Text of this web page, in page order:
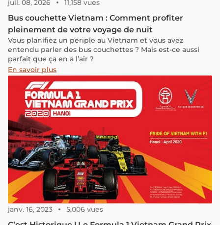
juil. 08, 2026 11,158 vues
Bus couchette Vietnam : Comment profiter
pleinement de votre voyage de nuit
Vous planifiez un périple au Vietnam et vous avez
entendu parler des bus couchettes ? Mais est-ce aussi
parfait que ça en a l’air ?
En savoir plus
janv. 16, 2023 5,006 vues